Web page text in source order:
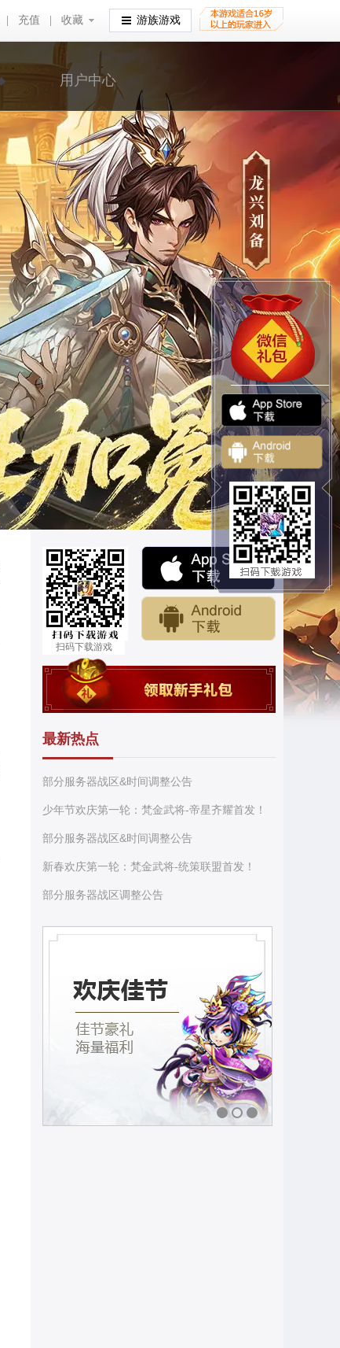
充值 收藏
收藏 游族游戏
用户中心
扫码下载游戏
最新热点
部分服务器战区&时间调整公告
少年节欢庆第一轮：梵金武将-帝星齐耀首发！
部分服务器战区&时间调整公告
新春欢庆第一轮：梵金武将-统策联盟首发！
部分服务器战区调整公告